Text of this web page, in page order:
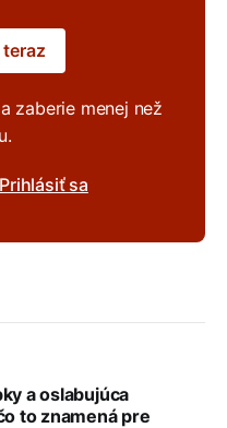
zaberie menej než
Prihlásiť sa
a oslabujúca
to znamená pre